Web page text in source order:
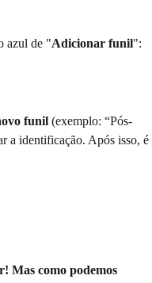
azul de "Adicionar funil":
funil (exemplo: “Pós-
a identificação. Após isso, é
Mas como podemos